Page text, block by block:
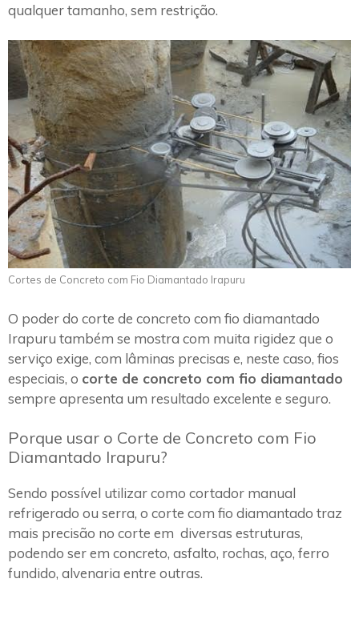
qualquer tamanho, sem restrição.
Cortes de Concreto com Fio Diamantado Irapuru
O poder do corte de concreto com fio diamantado
Irapuru também se mostra com muita rigidez que o
serviço exige, com lâminas precisas e, neste caso, fios
especiais, o corte de concreto com fio diamantado
sempre apresenta um resultado excelente e seguro.
Porque usar o Corte de Concreto com Fio
Diamantado Irapuru?
Sendo possível utilizar como cortador manual
refrigerado ou serra, o corte com fio diamantado traz
mais precisão no corte em diversas estruturas,
podendo ser em concreto, asfalto, rochas, aço, ferro
fundido, alvenaria entre outras.